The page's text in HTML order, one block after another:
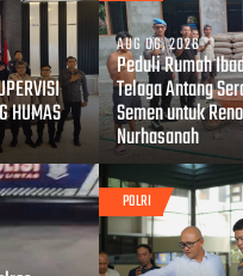
HUMAS
AUG 06, 2026
Peduli Rumah
Telaga Antang
Semen untuk
Nurhasanah
POLRI